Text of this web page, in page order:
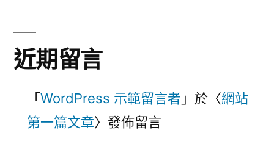
近期留言
「 WordPress 示範留言者 」於〈網站
第一篇文章〉發佈留言